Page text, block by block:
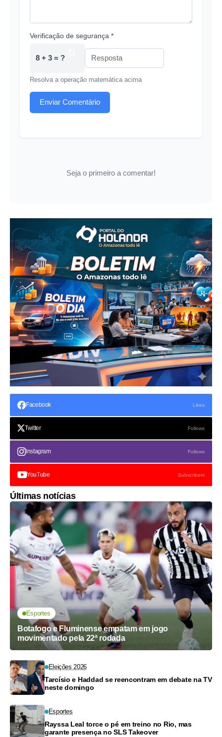
Verificação de segurança *
8 + 3 = ?
Resolva a operação matemática acima
Enviar Comentário
Seja o primeiro a comentar!
Facebook Likes
Twitter Follows
Instagram Follows
YouTube Subscribers
Últimas notícias
Esportes
Botafogo e Fluminense empatam em jogo
movimentado pela 22ª rodada
Eleições 2026
Tarcísio e Haddad se reencontram em debate na TV
neste domingo
Esportes
Rayssa Leal torce o pé em treino no Rio, mas
garante presença no SLS Takeover